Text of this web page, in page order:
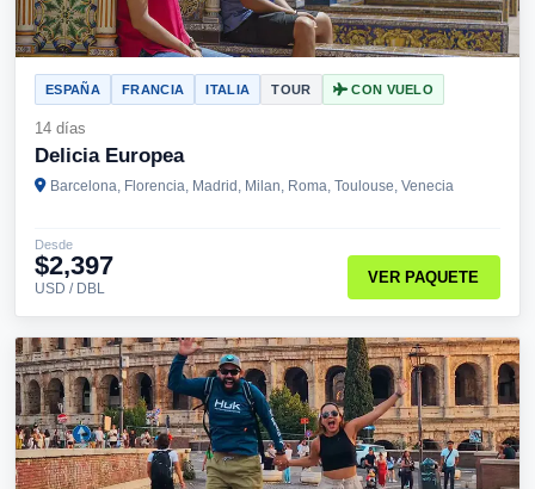
ESPAÑA FRANCIA ITALIA TOUR CON VUELO
14 días
Delicia Europea
Barcelona, Florencia, Madrid, Milan, Roma, Toulouse, Venecia
Desde
$2,397
USD / DBL
VER PAQUETE